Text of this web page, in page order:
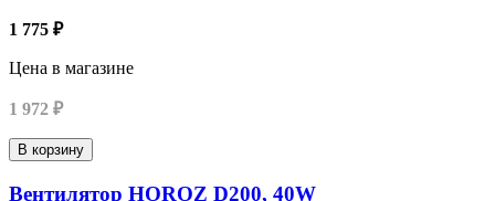
1 775 ₽
Цена в магазине
1 972 ₽
В корзину
Вентилятор HOROZ D200, 40W